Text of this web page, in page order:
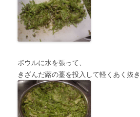
ボウルに水を張って、
きざんだ蕗の薹を投入して軽くあく抜き